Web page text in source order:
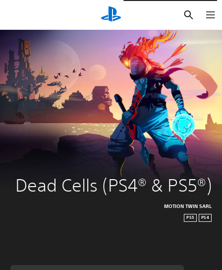
Dead Cells (PS4® & PS5®)
MOTION TWIN SARL
PS4
PS5